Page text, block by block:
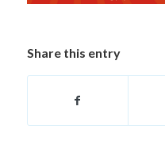
Share this entry